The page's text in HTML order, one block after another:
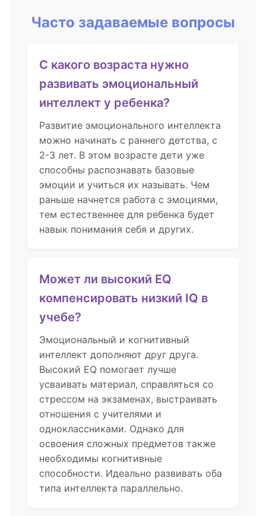
Часто задаваемые вопросы
С какого возраста нужно
развивать эмоциональный
интеллект у ребенка?
Развитие эмоционального интеллекта
можно начинать с раннего детства, с
2-3 лет. В этом возрасте дети уже
способны распознавать базовые
эмоции и учиться их называть. Чем
раньше начнется работа с эмоциями,
тем естественнее для ребенка будет
навык понимания себя и других.
Может ли высокий EQ
компенсировать низкий IQ в
учебе?
Эмоциональный и когнитивный
интеллект дополняют друг друга.
Высокий EQ помогает лучше
усваивать материал, справляться со
стрессом на экзаменах, выстраивать
отношения с учителями и
одноклассниками. Однако для
освоения сложных предметов также
необходимы когнитивные
способности. Идеально развивать оба
типа интеллекта параллельно.